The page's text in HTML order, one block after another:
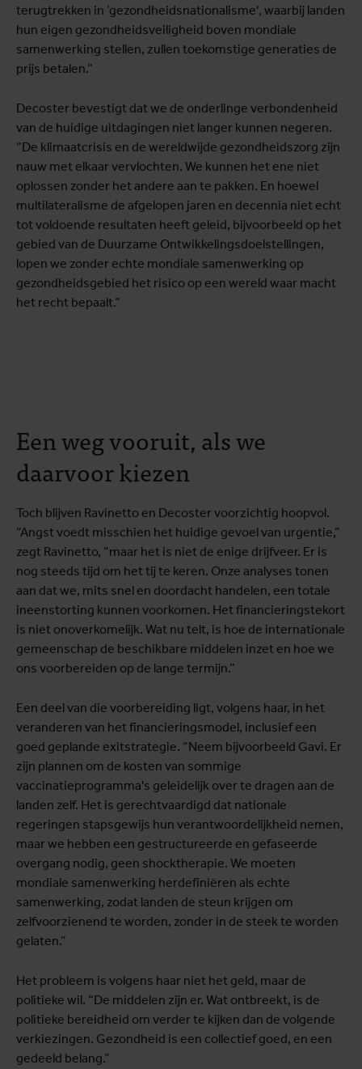
terugtrekken in ’gezondheidsnationalisme', waarbij landen
hun eigen gezondheidsveiligheid boven mondiale
samenwerking stellen, zullen toekomstige generaties de
prijs betalen.”
Decoster bevestigt dat we de onderlinge verbondenheid
van de huidige uitdagingen niet langer kunnen negeren.
“De klimaatcrisis en de wereldwijde gezondheidszorg zijn
nauw met elkaar vervlochten. We kunnen het ene niet
oplossen zonder het andere aan te pakken. En hoewel
multilateralisme de afgelopen jaren en decennia niet echt
tot voldoende resultaten heeft geleid, bijvoorbeeld op het
gebied van de Duurzame Ontwikkelingsdoelstellingen,
lopen we zonder echte mondiale samenwerking op
gezondheidsgebied het risico op een wereld waar macht
het recht bepaalt.”
Een weg vooruit, als we
daarvoor kiezen
Toch blijven Ravinetto en Decoster voorzichtig hoopvol.
“Angst voedt misschien het huidige gevoel van urgentie,”
zegt Ravinetto, “maar het is niet de enige drijfveer. Er is
nog steeds tijd om het tij te keren. Onze analyses tonen
aan dat we, mits snel en doordacht handelen, een totale
ineenstorting kunnen voorkomen. Het financieringstekort
is niet onoverkomelijk. Wat nu telt, is hoe de internationale
gemeenschap de beschikbare middelen inzet en hoe we
ons voorbereiden op de lange termijn.”
Een deel van die voorbereiding ligt, volgens haar, in het
veranderen van het financieringsmodel, inclusief een
goed geplande exitstrategie. “Neem bijvoorbeeld Gavi. Er
zijn plannen om de kosten van sommige
vaccinatieprogramma's geleidelijk over te dragen aan de
landen zelf. Het is gerechtvaardigd dat nationale
regeringen stapsgewijs hun verantwoordelijkheid nemen,
maar we hebben een gestructureerde en gefaseerde
overgang nodig, geen shocktherapie. We moeten
mondiale samenwerking herdefiniëren als echte
samenwerking, zodat landen de steun krijgen om
zelfvoorzienend te worden, zonder in de steek te worden
gelaten.”
Het probleem is volgens haar niet het geld, maar de
politieke wil. “De middelen zijn er. Wat ontbreekt, is de
politieke bereidheid om verder te kijken dan de volgende
verkiezingen. Gezondheid is een collectief goed, en een
gedeeld belang.”